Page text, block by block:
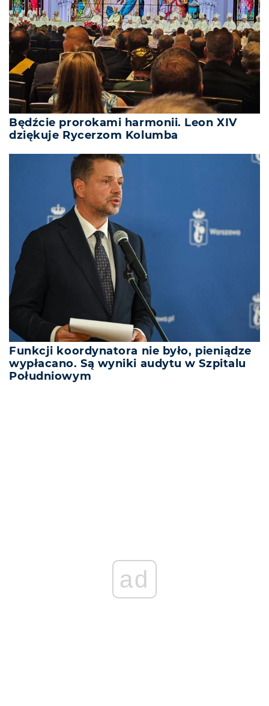
Będźcie prorokami harmonii. Leon XIV
dziękuje Rycerzom Kolumba
Funkcji koordynatora nie było, pieniądze
wypłacano. Są wyniki audytu w Szpitalu
Południowym